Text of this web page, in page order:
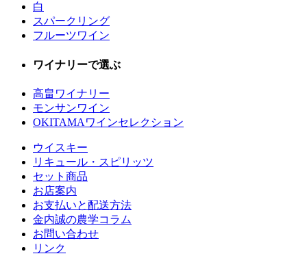
白
スパークリング
フルーツワイン
ワイナリーで選ぶ
高畠ワイナリー
モンサンワイン
OKITAMAワインセレクション
ウイスキー
リキュール・スピリッツ
セット商品
お店案内
お支払いと配送方法
金内誠の農学コラム
お問い合わせ
リンク